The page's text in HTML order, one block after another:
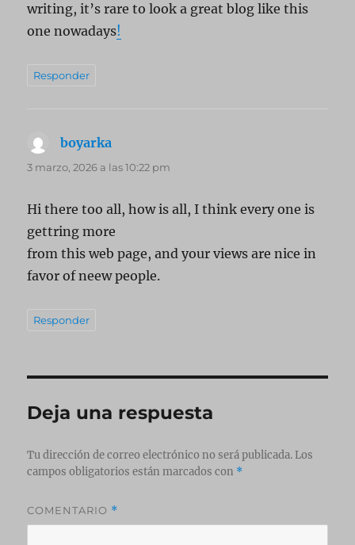
writing, it’s rare to look a great blog like this
one nowadays!
Responder
boyarka
3 marzo, 2026 a las 10:22 pm
Hi there too all, how is all, I think every one is
gettring more
from this web page, and your views are nice in
favor of neew people.
Responder
Deja una respuesta
Tu dirección de correo electrónico no será publicada. Los
campos obligatorios están marcados con *
COMENTARIO *